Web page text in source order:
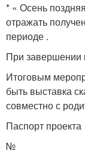
* « Осень
отражать
периоде .
При завершении
Итоговым
быть выставка
совместно с
Паспорт проекта
№